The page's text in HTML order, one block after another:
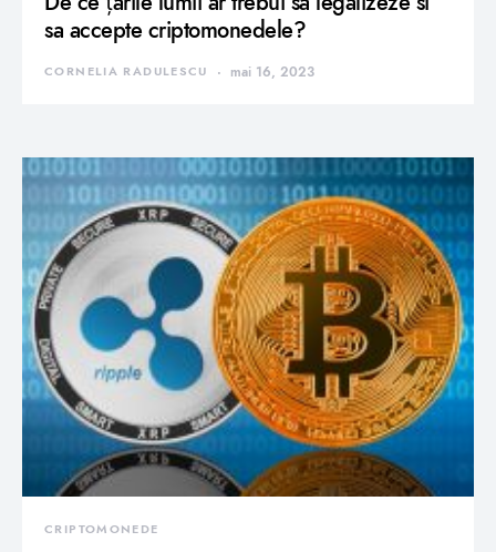
sa accepte criptomonedele?
CORNELIA RADULESCU mai 16, 2023
CRIPTOMONEDE